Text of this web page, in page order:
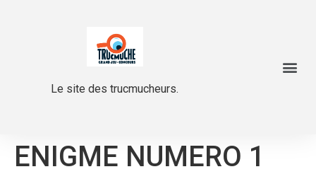
Le site des trucmucheurs.
ENIGME NUMERO 1